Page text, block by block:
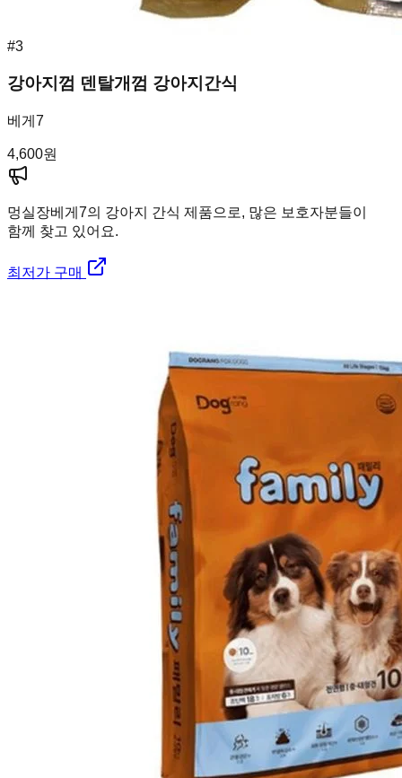
#3
강아지껌 덴탈개껌 강아지간식
베게7
4,600원
멍실장베게7의 강아지 간식 제품으로, 많은 보호자분들이
함께 찾고 있어요.
최저가 구매